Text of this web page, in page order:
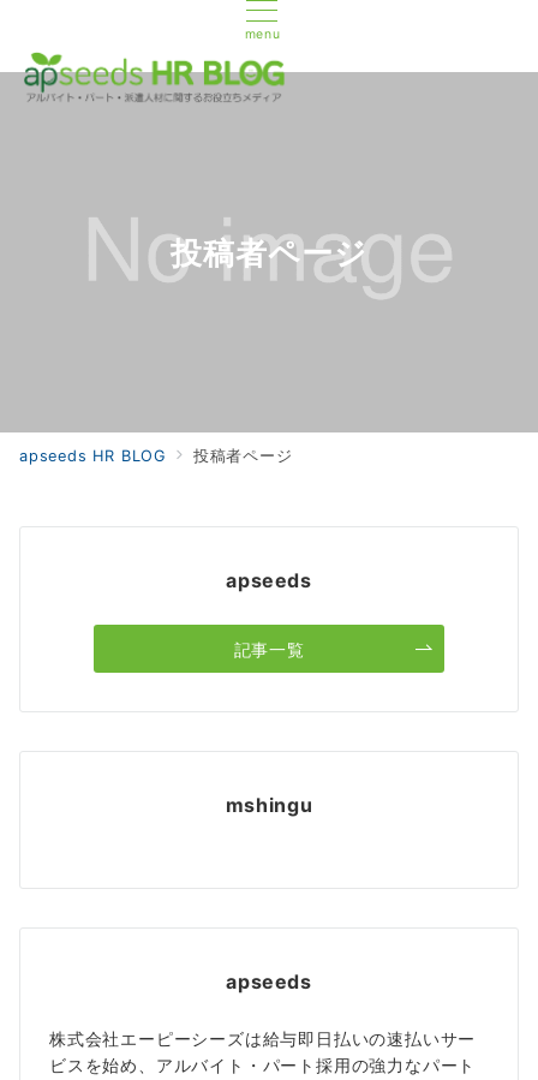
menu
投稿者ページ
apseeds HR BLOG 投稿者ページ
apseeds
記事一覧
mshingu
apseeds
株式会社エーピーシーズは給与即日払いの速払いサー
ビスを始め、アルバイト・パート採用の強力なパート